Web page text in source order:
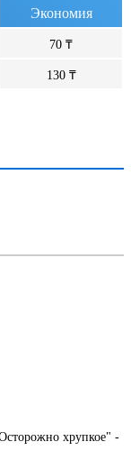
Экономия
70 ₸
130 ₸
хрупкое" -